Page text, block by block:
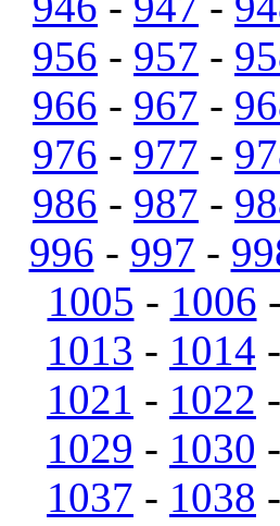
956 - 957 -
966 - 967 -
976 - 977 -
986 - 987 -
996 - 997 -
1005 - 1006 -
1013 - 1014 -
1021 - 1022 -
1029 - 1030 -
1037 - 1038 -